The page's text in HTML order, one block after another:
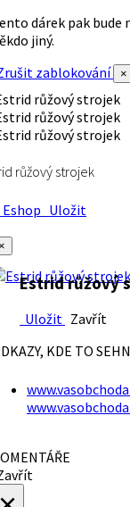
dárek pak bude
jiný.
zablokování
×
růžový strojek
Uložit
Estrid růžový
Uložit Zavřít
KDE TO